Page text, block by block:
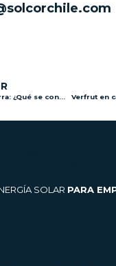
SOLAR PARA